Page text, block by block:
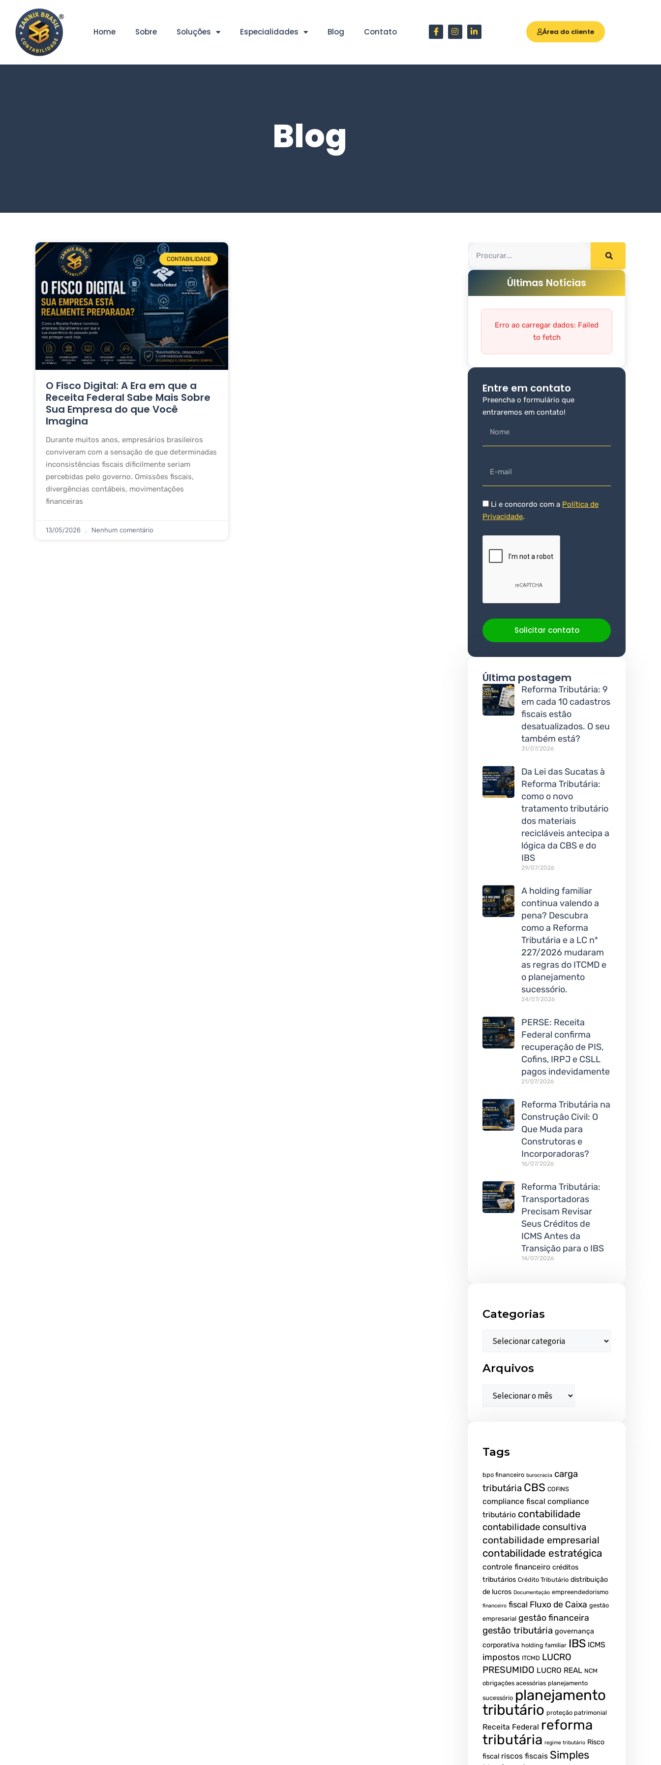
Home Sobre Soluções Especialidades Blog Contato Área do cliente
Blog
CONTABILIDADE
O Fisco Digital: A Era em que a
Receita Federal Sabe Mais Sobre
Sua Empresa do que Você
Imagina
Durante muitos anos, empresários brasileiros
conviveram com a sensação de que determinadas
inconsistências fiscais dificilmente seriam
percebidas pelo governo. Omissões fiscais,
divergências contábeis, movimentações
financeiras
13/05/2026 Nenhum comentário
Últimas Notícias
Erro ao carregar dados: Failed
to fetch
Entre em contato
Preencha o formulário que
entraremos em contato!
Li e concordo com a Política de
Privacidade.
Solicitar contato
Última postagem
Reforma Tributária: 9
em cada 10 cadastros
fiscais estão
desatualizados. O seu
também está?
31/07/2026
Da Lei das Sucatas à
Reforma Tributária:
como o novo
tratamento tributário
dos materiais
recicláveis antecipa a
lógica da CBS e do
IBS
29/07/2026
A holding familiar
continua valendo a
pena? Descubra
como a Reforma
Tributária e a LC nº
227/2026 mudaram
as regras do ITCMD e
o planejamento
sucessório.
24/07/2026
PERSE: Receita
Federal confirma
recuperação de PIS,
Cofins, IRPJ e CSLL
pagos indevidamente
21/07/2026
Reforma Tributária na
Construção Civil: O
Que Muda para
Construtoras e
Incorporadoras?
16/07/2026
Reforma Tributária:
Transportadoras
Precisam Revisar
Seus Créditos de
ICMS Antes da
Transição para o IBS
14/07/2026
Categorias
Arquivos
Tags
bpo financeiro burocracia carga
tributária CBS COFINS
compliance fiscal compliance
tributário contabilidade
contabilidade consultiva
contabilidade empresarial
contabilidade estratégica
controle financeiro créditos
tributários Crédito Tributário distribuição
de lucros Documentação empreendedorismo
financeiro fiscal Fluxo de Caixa gestão
empresarial gestão financeira
gestão tributária governança
corporativa holding familiar IBS ICMS
impostos ITCMD LUCRO
PRESUMIDO LUCRO REAL NCM
obrigações acessórias planejamento
sucessório planejamento
tributário proteção patrimonial
Receita Federal reforma
tributária regime tributário Risco
fiscal riscos fiscais Simples